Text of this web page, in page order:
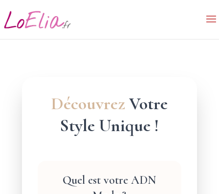
Découvrez Votre
Style Unique !
Quel est votre ADN